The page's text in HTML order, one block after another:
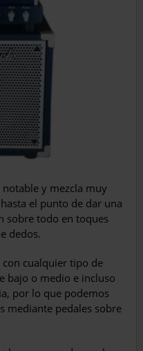
notable y mezcla muy
el punto de dar una
sobre todo en toques
dedos.
con cualquier tipo de
bajo o medio e incluso
por lo que podemos
mediante pedales sobre